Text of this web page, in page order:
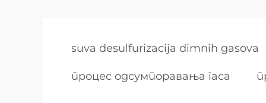
suva desulfurizacija dimnih gasova
процес одсумпоравања гаса